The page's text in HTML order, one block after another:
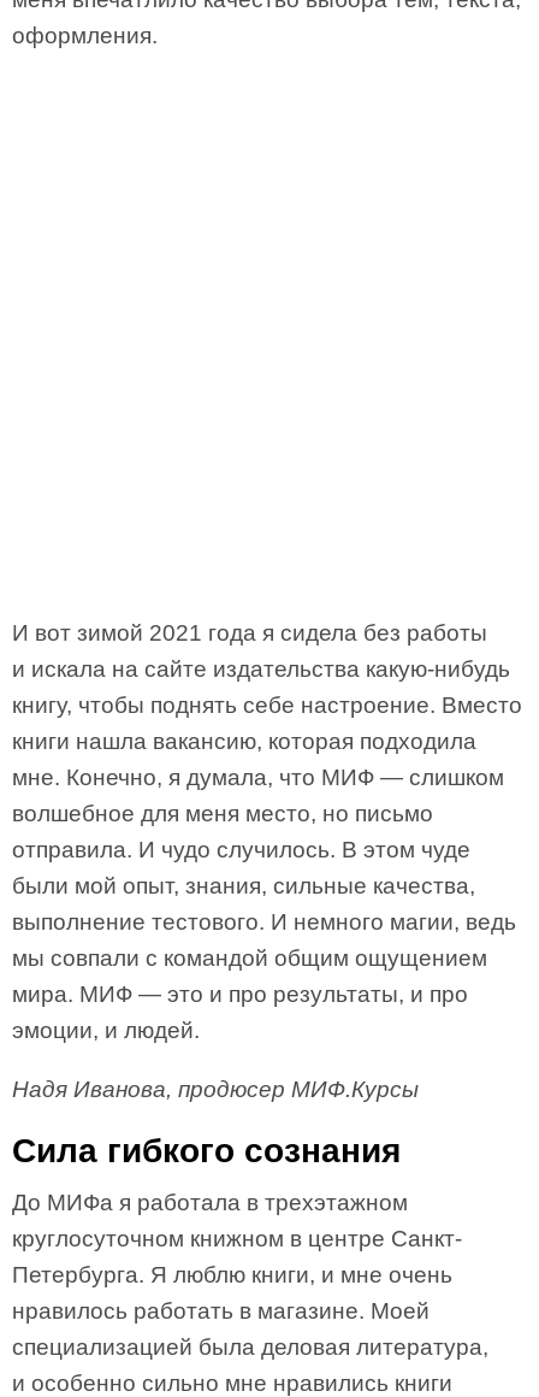
оформления.
И вот зимой 2021 года я сидела без работы
и искала на сайте издательства какую-нибудь
книгу, чтобы поднять себе настроение. Вместо
книги нашла вакансию, которая подходила
мне. Конечно, я думала, что МИФ — слишком
волшебное для меня место, но письмо
отправила. И чудо случилось. В этом чуде
были мой опыт, знания, сильные качества,
выполнение тестового. И немного магии, ведь
мы совпали с командой общим ощущением
мира. МИФ — это и про результаты, и про
эмоции, и людей.
Надя Иванова, продюсер МИФ.Курсы
Сила гибкого сознания
До МИФа я работала в трехэтажном
круглосуточном книжном в центре Санкт-
Петербурга. Я люблю книги, и мне очень
нравилось работать в магазине. Моей
специализацией была деловая литература,
и особенно сильно мне нравились книги